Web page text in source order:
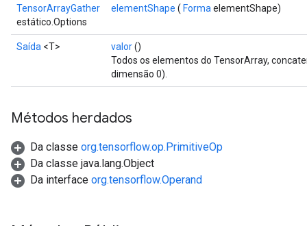
TensorArrayGather
estático.Options
elementShape ( Forma elementShape)
Saída <T> valor()
Todos os elementos do TensorArray,
dimensão 0).
Métodos herdados
Da classe org.tensorflow.op.PrimitiveOp
Da classe java.lang.Object
Da interface org.tensorflow.Operand